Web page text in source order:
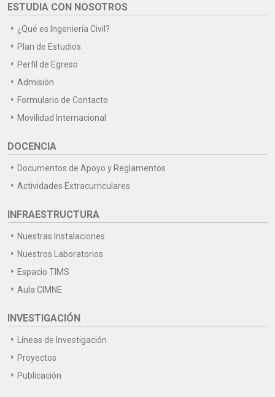
ESTUDIA CON NOSOTROS
¿Qué es Ingeniería Civil?
Plan de Estudios
Perfil de Egreso
Admisión
Formulario de Contacto
Movilidad Internacional
DOCENCIA
Documentos de Apoyo y Reglamentos
Actividades Extracurriculares
INFRAESTRUCTURA
Nuestras Instalaciones
Nuestros Laboratorios
Espacio TIMS
Aula CIMNE
INVESTIGACIÓN
Líneas de Investigación
Proyectos
Publicación